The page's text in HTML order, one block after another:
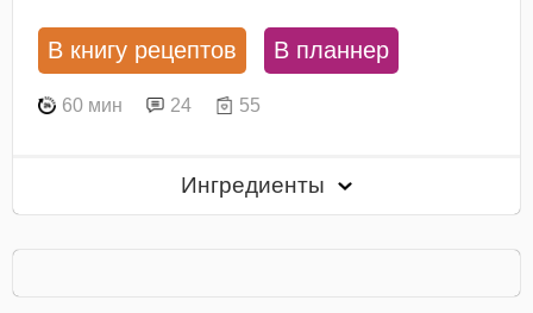
В книгу рецептов В планнер
60 мин 24 55
Ингредиенты